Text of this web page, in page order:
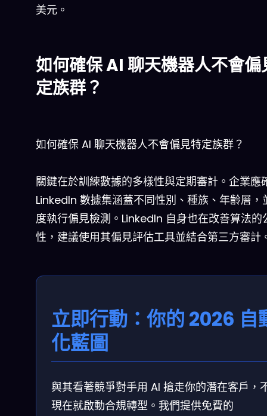
美元。
如何確保 AI 聊天機器人不會偏
定族群？
如何確保 AI 聊天機器人不會偏見特定族群？
關鍵在於訓練數據的多樣性與定期審計。企業應
LinkedIn 數據集涵蓋不同性別、種族、年齡層，
度執行偏見檢測。LinkedIn 自身也在改善算法的
性，建議使用其偏見評估工具並結合第三方審計
立即行動：你的 2026 自
化藍圖
與其看著競爭對手用 AI 搶走你的潛在客戶，
現在就啟動合規轉型。我們提供免費的